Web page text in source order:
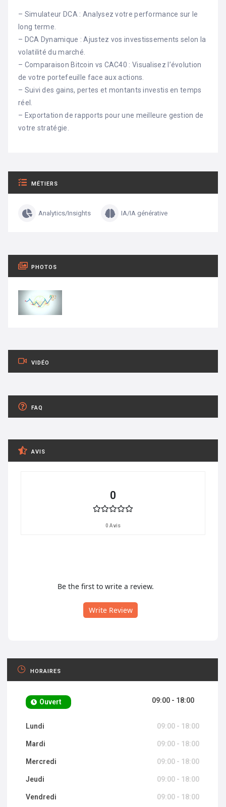
– Simulateur DCA : Analysez votre performance sur le
long terme.
– DCA Dynamique : Ajustez vos investissements selon la
volatilité du marché.
– Comparaison Bitcoin vs CAC40 : Visualisez l’évolution
de votre portefeuille face aux actions.
– Suivi des gains, pertes et montants investis en temps
réel.
– Exportation de rapports pour une meilleure gestion de
votre stratégie.
MÉTIERS
Analytics/Insights IA/IA générative
PHOTOS
VIDÉO
FAQ
AVIS
0
0 Avis
Be the first to write a review.
Write Review
HORAIRES
Ouvert 09:00 - 18:00
Lundi 09:00 - 18:00
Mardi 09:00 - 18:00
Mercredi 09:00 - 18:00
Jeudi 09:00 - 18:00
Vendredi 09:00 - 18:00